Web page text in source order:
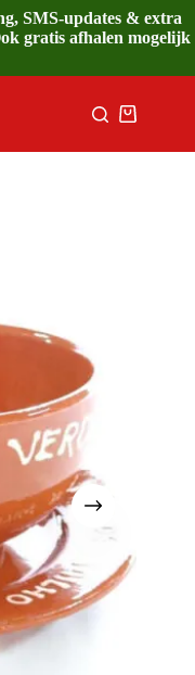
SMS-updates & extra
gratis afhalen mogelijk